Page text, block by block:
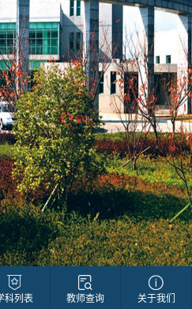
科列表 教师查询 关于我们